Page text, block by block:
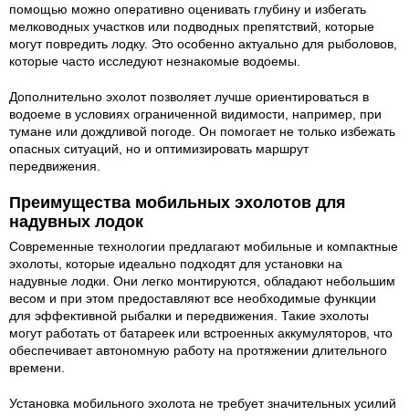
помощью можно оперативно оценивать глубину и избегать
мелководных участков или подводных препятствий, которые
могут повредить лодку. Это особенно актуально для рыболовов,
которые часто исследуют незнакомые водоемы.
Дополнительно эхолот позволяет лучше ориентироваться в
водоеме в условиях ограниченной видимости, например, при
тумане или дождливой погоде. Он помогает не только избежать
опасных ситуаций, но и оптимизировать маршрут
передвижения.
Преимущества мобильных эхолотов для
надувных лодок
Современные технологии предлагают мобильные и компактные
эхолоты, которые идеально подходят для установки на
надувные лодки. Они легко монтируются, обладают небольшим
весом и при этом предоставляют все необходимые функции
для эффективной рыбалки и передвижения. Такие эхолоты
могут работать от батареек или встроенных аккумуляторов, что
обеспечивает автономную работу на протяжении длительного
времени.
Установка мобильного эхолота не требует значительных усилий